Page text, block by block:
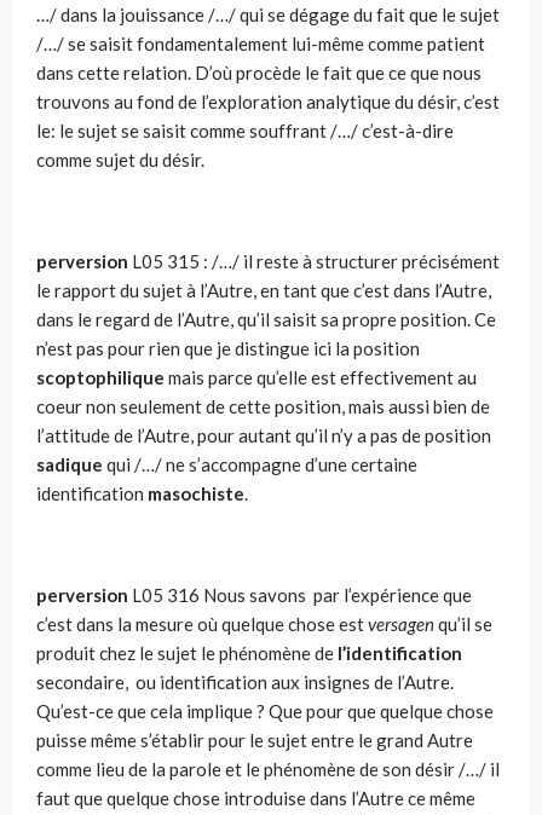
…/ dans la jouissance /…/ qui se dégage du fait que le sujet
/…/ se saisit fondamentalement lui-même comme patient
dans cette relation. D’où procède le fait que ce que nous
trouvons au fond de l’exploration analytique du désir, c’est
le: le sujet se saisit comme souffrant /…/ c’est-à-dire
comme sujet du désir.
perversion L05 315 : /…/ il reste à structurer précisément
le rapport du sujet à l’Autre, en tant que c’est dans l’Autre,
dans le regard de l’Autre, qu’il saisit sa propre position. Ce
n’est pas pour rien que je distingue ici la position
scoptophilique mais parce qu’elle est effectivement au
coeur non seulement de cette position, mais aussi bien de
l’attitude de l’Autre, pour autant qu’il n’y a pas de position
sadique qui /…/ ne s’accompagne d’une certaine
identification masochiste.
perversion L05 316 Nous savons par l’expérience que
c’est dans la mesure où quelque chose estversagenqu’il se
produit chez le sujet le phénomène de l’identification
secondaire, ou identification aux insignes de l’Autre.
Qu’est-ce que cela implique ? Que pour que quelque chose
puisse même s’établir pour le sujet entre le grand Autre
comme lieu de la parole et le phénomène de son désir /…/ il
faut que quelque chose introduise dans l’Autre ce même